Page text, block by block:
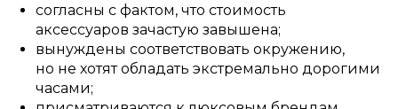
согласны с фактом, что стоимость
аксессуаров зачастую завышена;
вынуждены соответствовать окружению,
но не хотят обладать экстремально дорогими
часами;